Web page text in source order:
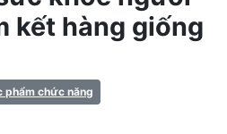
kết hàng giống
phẩm chức năng